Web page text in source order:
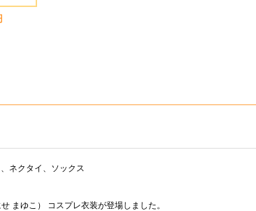
ネクタイ、ソックス
まゆこ） コスプレ衣装が登場しました。